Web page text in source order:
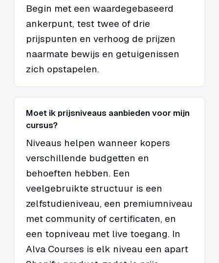
Begin met een waardegebaseerd
ankerpunt, test twee of drie
prijspunten en verhoog de prijzen
naarmate bewijs en getuigenissen
zich opstapelen.
Moet ik prijsniveaus aanbieden voor mijn
cursus?
Niveaus helpen wanneer kopers
verschillende budgetten en
behoeften hebben. Een
veelgebruikte structuur is een
zelfstudieniveau, een premiumniveau
met community of certificaten, en
een topniveau met live toegang. In
Alva Courses is elk niveau een apart